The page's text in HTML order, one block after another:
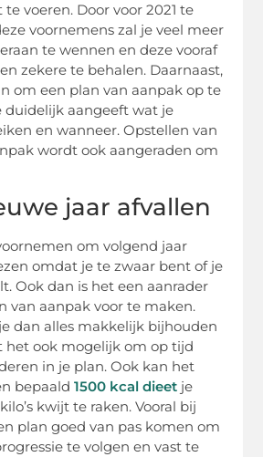
voeren. Door voor 2021 te
voornemens zal je veel meer
te wennen en deze vooraf
zekere te behalen. Daarnaast,
om een plan van aanpak op te
duidelijk aangeeft wat je
en wanneer. Opstellen van
wordt ook aangeraden om
jaar afvallen
om volgend jaar
omdat je te zwaar bent of je
Ook dan is het een aanrader
van aanpak voor te maken.
dan alles makkelijk bijhouden
het ook mogelijk om op tijd
in je plan. Ook kan het
bepaald1500 kcal dieet je
kwijt te raken. Vooral bij
plan goed van pas komen om
te volgen en vast te